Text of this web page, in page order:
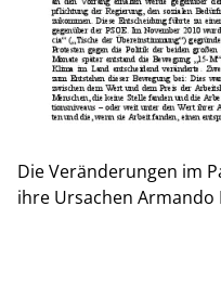
Die Veränderungen im
ihre Ursachen Armando